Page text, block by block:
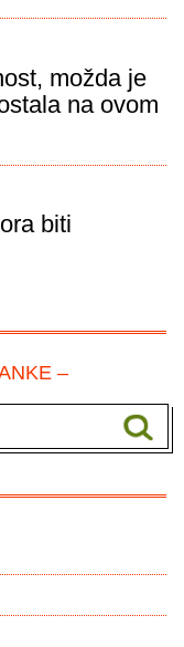
možda je
na ovom
biti
–